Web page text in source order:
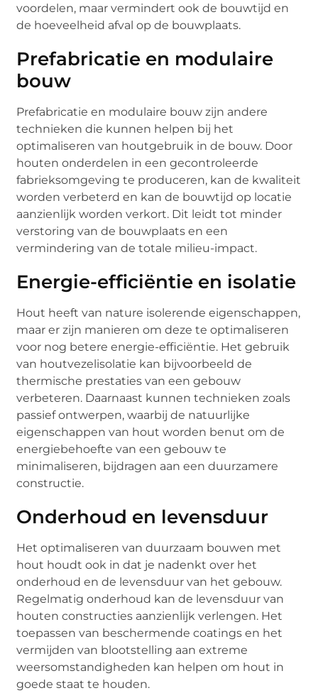
voordelen, maar vermindert ook de bouwtijd en
de hoeveelheid afval op de bouwplaats.
Prefabricatie en modulaire
bouw
Prefabricatie en modulaire bouw zijn andere
technieken die kunnen helpen bij het
optimaliseren van houtgebruik in de bouw. Door
houten onderdelen in een gecontroleerde
fabrieksomgeving te produceren, kan de kwaliteit
worden verbeterd en kan de bouwtijd op locatie
aanzienlijk worden verkort. Dit leidt tot minder
verstoring van de bouwplaats en een
vermindering van de totale milieu-impact.
Energie-efficiëntie en isolatie
Hout heeft van nature isolerende eigenschappen,
maar er zijn manieren om deze te optimaliseren
voor nog betere energie-efficiëntie. Het gebruik
van houtvezelisolatie kan bijvoorbeeld de
thermische prestaties van een gebouw
verbeteren. Daarnaast kunnen technieken zoals
passief ontwerpen, waarbij de natuurlijke
eigenschappen van hout worden benut om de
energiebehoefte van een gebouw te
minimaliseren, bijdragen aan een duurzamere
constructie.
Onderhoud en levensduur
Het optimaliseren van duurzaam bouwen met
hout houdt ook in dat je nadenkt over het
onderhoud en de levensduur van het gebouw.
Regelmatig onderhoud kan de levensduur van
houten constructies aanzienlijk verlengen. Het
toepassen van beschermende coatings en het
vermijden van blootstelling aan extreme
weersomstandigheden kan helpen om hout in
goede staat te houden.